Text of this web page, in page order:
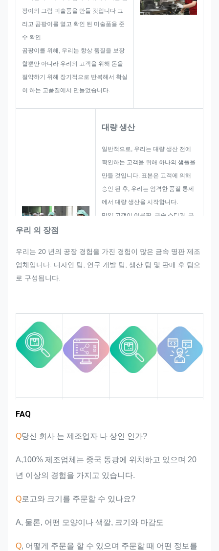
크기 제한, 프로세스 기술,표면 처
팡이의 그림 미술품을 만들 것입니다 그
리고 곰팡이를 열고 확인 된 미술품을 준
수 확인.
곰팡이를 위해, 우리는 항상 품질을 보장
할뿐만 아니라 우리의 고객을 위해 돈을
절약하기 위해 장기적으로 반복해서 확실
히 하는 고품질에서 만들었습니다.
대량 생산
일반적으로, 우리는 대량 생산 전에
확인하는 고객을 위해 하나의 샘플을
만들 것입니다. 표본은 고객에 의해
승인 된 후, 우리는 엄격한 품질 통제
에서 대량 생산을 시작합니다.
만약 고객이 이름판, 금속 스티커, 금
는 그것을 수정 할 수 있다면 만족시
키기 위해 최선을 다할 것입니다.
우리 의 장점
우리는 20 년의 공장 경험을 가진 경험이 많은 금속 명판 제조
업체입니다. 디자인 팀, 연구 개발 팀, 생산 팀 및 판매 후 팀으
로 구성됩니다.
산업 경험
FAQ
Q당신 회사 는 제조업자 나 상인 인가?
A,100% 제조업체는 중국 동광에 위치하고 있으며 20
년 이상의 경험을 가지고 있습니다.
Q로고와 크기를 주문할 수 있나요?
A, 물론, 어떤 모양이나 색깔, 크기와 마감도
Q, 어떻게 주문을 할 수 있으며 주문할 때 어떤 정보를